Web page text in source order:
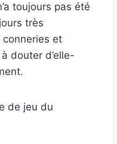
toujours pas été
très
et
douter d’elle-
de jeu du